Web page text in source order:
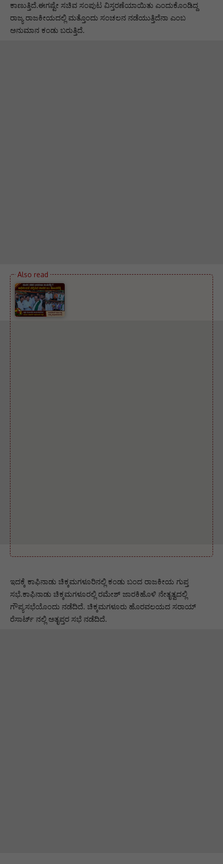
ಕಾಣುತ್ತಿದೆ.ಈಗಷ್ಟೇ ಸಚಿವ ಸಂಪುಟ ವಿಸ್ತರಣೆಯಾಯಿತು ಎಂದುಕೊಂಡಿದ್ದ
ರಾಜ್ಯ ರಾಜಕೀಯದಲ್ಲಿ ಮತ್ತೊಂದು ಸಂಚಲನ ನಡೆಯುತ್ತಿದೆನಾ ಎಂಬ
ಅನುಮಾನ ಕಂಡು ಬರುತ್ತಿದೆ.
ಇದಕ್ಕೆ ಕಾಫಿನಾಡು ಚಿಕ್ಕಮಗಳೂರಿನಲ್ಲಿ ಕಂಡು ಬಂದ ರಾಜಕೀಯ ಗುಪ್ತ
ಸಭೆ.ಕಾಫಿನಾಡು ಚಿಕ್ಕಮಗಳೂರಲ್ಲಿ ರಮೇಶ್ ಜಾರಕಿಹೊಳಿ ನೇತೃತ್ವದಲ್ಲಿ
ಗೌಪ್ಯಸಭೆಯೊಂದು ನಡೆದಿದೆ. ಚಿಕ್ಕಮಗಳೂರು ಹೊರವಲಯದ ಸರಾಯ್
ರೆಸಾರ್ಟ್ ನಲ್ಲಿ ಅತೃಪ್ತರ ಸಭೆ ನಡೆದಿದೆ.